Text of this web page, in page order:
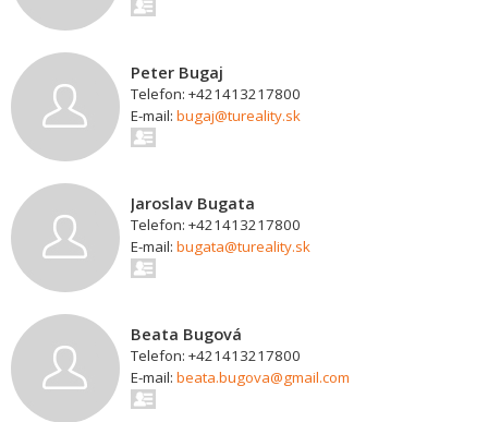
Peter Bugaj
Telefon: +421413217800
E-mail: bugaj@tureality.sk
Jaroslav Bugata
Telefon: +421413217800
E-mail: bugata@tureality.sk
Beata Bugová
Telefon: +421413217800
E-mail: beata.bugova@gmail.com